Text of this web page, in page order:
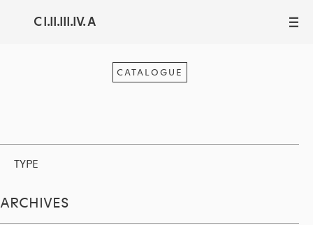
C I.II.III.IV. A III
CATALOGUE
TYPE
ARCHIVES